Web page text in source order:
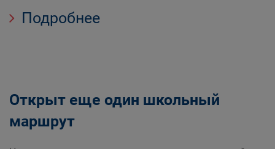
Подробнее
Открыт еще один школьный
маршрут